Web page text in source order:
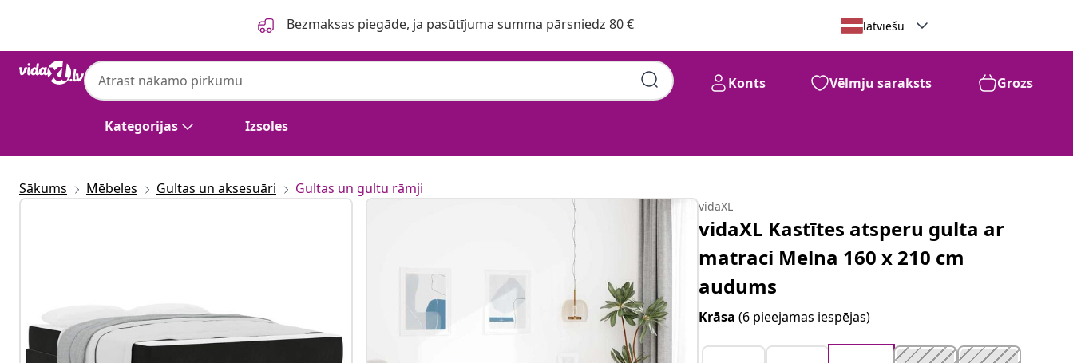
Bezmaksas piegāde, ja pasūtījuma summa pārsniedz 80 € latviešu
Kategorijas Izsoles
Konts Vēlmju saraksts Grozs
Sākums Mēbeles Gultas un aksesuāri Gultas un gultu rāmji
vidaXL
vidaXL Kastītes atsperu gulta ar
matraci Melna 160 x 210 cm
audums
Krāsa(6 pieejamas iespējas)